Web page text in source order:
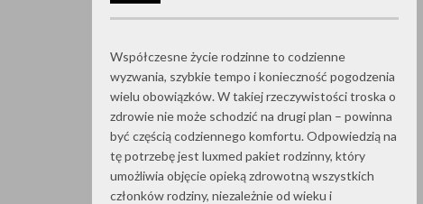
Współczesne życie rodzinne to codzienne
wyzwania, szybkie tempo i konieczność pogodzenia
wielu obowiązków. W takiej rzeczywistości troska o
zdrowie nie może schodzić na drugi plan – powinna
być częścią codziennego komfortu. Odpowiedzią na
tę potrzebę jest luxmed pakiet rodzinny, który
umożliwia objęcie opieką zdrowotną wszystkich
członków rodziny, niezależnie od wieku i